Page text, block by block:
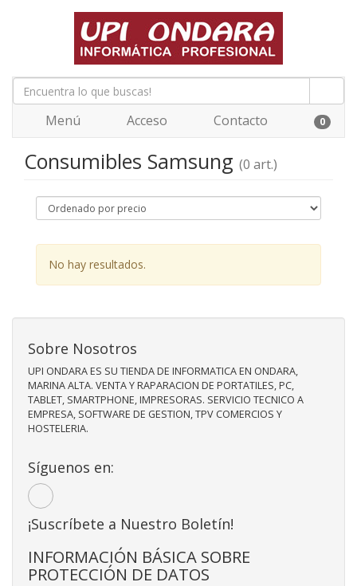
Menú Acceso Contacto 0
Consumibles Samsung (0 art.)
No hay resultados.
Sobre Nosotros
UPI ONDARA ES SU TIENDA DE INFORMATICA EN ONDARA,
MARINA ALTA. VENTA Y RAPARACION DE PORTATILES, PC,
TABLET, SMARTPHONE, IMPRESORAS. SERVICIO TECNICO A
EMPRESA, SOFTWARE DE GESTION, TPV COMERCIOS Y
HOSTELERIA.
Síguenos en:
¡Suscríbete a Nuestro Boletín!
INFORMACIÓN BÁSICA SOBRE
PROTECCIÓN DE DATOS